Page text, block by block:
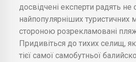
досвідчені експерти радять не
найпопулярніших туристичних
стороною розрекламовані
Придивіться до тихих селищ,
тієї самої самобутньої